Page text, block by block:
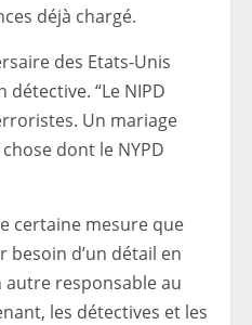
déjà chargé.
des Etats-Unis
détective. “Le NIPD
Un mariage
dont le NYPD
certaine mesure que
besoin d’un détail en
autre responsable au
les détectives et les